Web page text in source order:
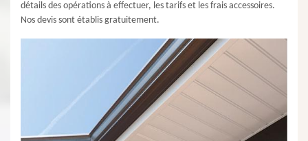
détails des opérations à effectuer, les tarifs et les frais accessoires.
Nos devis sont établis gratuitement.